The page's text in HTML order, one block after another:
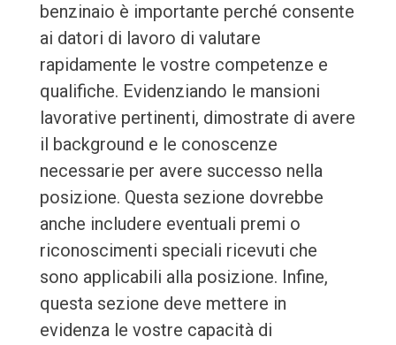
benzinaio è importante perché consente
ai datori di lavoro di valutare
rapidamente le vostre competenze e
qualifiche. Evidenziando le mansioni
lavorative pertinenti, dimostrate di avere
il background e le conoscenze
necessarie per avere successo nella
posizione. Questa sezione dovrebbe
anche includere eventuali premi o
riconoscimenti speciali ricevuti che
sono applicabili alla posizione. Infine,
questa sezione deve mettere in
evidenza le vostre capacità di